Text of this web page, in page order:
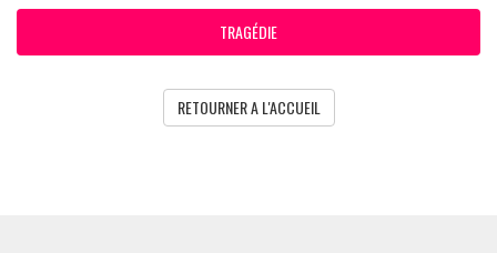
TRAGÉDIE
RETOURNER A L'ACCUEIL